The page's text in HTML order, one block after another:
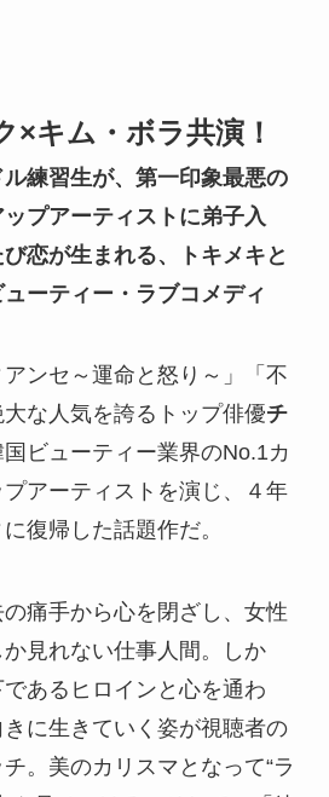
×キム・ボラ共演！
練習生が、第一印象最悪の
プアーティストに弟子入
恋が生まれる、トキメキと
ーティー・ラブコメディ
ンセ～運命と怒り～」「不
な人気を誇るトップ俳優チ
国ビューティー業界のNo.1カ
アーティストを演じ、４年
復帰した話題作だ。
痛手から心を閉ざし、女性
見れない仕事人間。しか
あるヒロインと心を通わ
に生きていく姿が視聴者の
。美のカリスマとなって“ラ